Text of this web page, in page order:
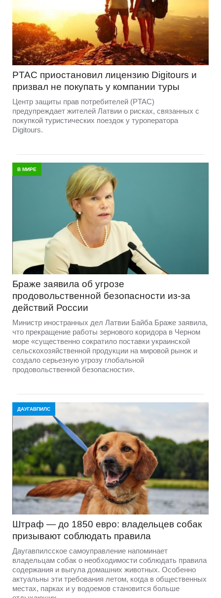
PTAC приостановил лицензию Digitours и
призвал не покупать у компании туры
Центр защиты прав потребителей (PTAC)
предупреждает жителей Латвии о рисках, связанных с
покупкой туристических поездок у туроператора
Digitours.
В МИРЕ
Браже заявила об угрозе
продовольственной безопасности из-за
действий России
Министр иностранных дел Латвии Байба Браже заявила,
что прекращение работы зернового коридора в Черном
море «существенно сократило поставки украинской
сельскохозяйственной продукции на мировой рынок и
создало серьезную угрозу глобальной
продовольственной безопасности».
ДАУГАВПИЛС
Штраф — до 1850 евро: владельцев собак
призывают соблюдать правила
Даугавпилсское самоуправление напоминает
владельцам собак о необходимости соблюдать правила
содержания и выгула домашних животных. Особенно
актуальны эти требования летом, когда в общественных
местах, парках и у водоемов становится больше